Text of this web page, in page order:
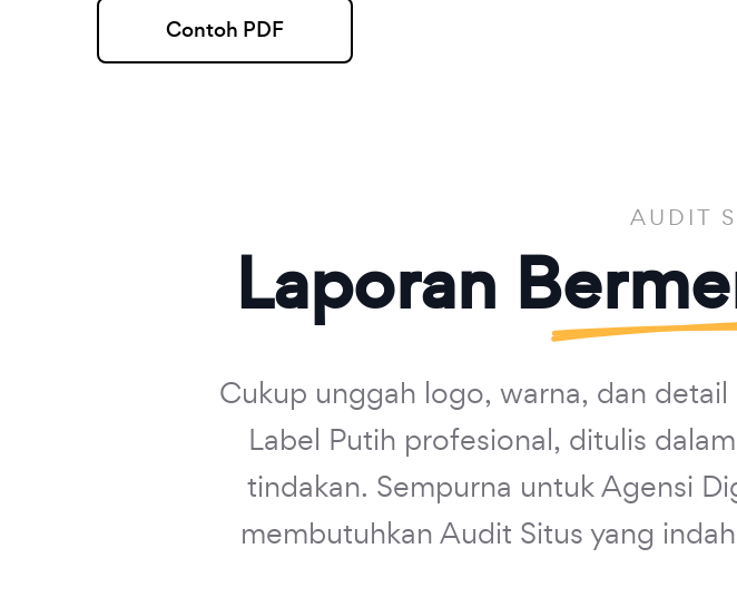
Contoh PDF
AUDIT
Laporan
Cukup unggah logo, warna, dan
Label Putih profesional, ditulis
tindakan. Sempurna untuk Agensi
membutuhkan Audit Situs yang